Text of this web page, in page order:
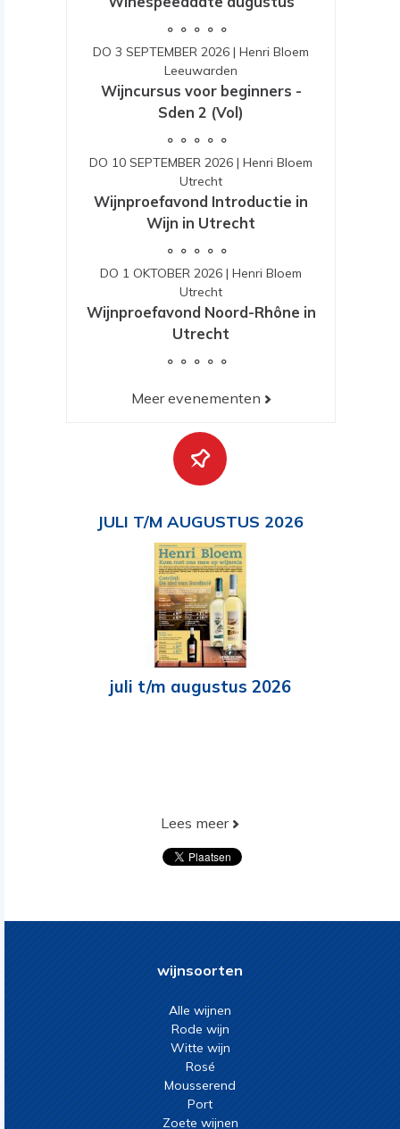
DO 3 SEPTEMBER 2026 | Henri Bloem
Leeuwarden
Wijncursus voor beginners -
Sden 2 (Vol)
DO 10 SEPTEMBER 2026 | Henri Bloem
Utrecht
Wijnproefavond Introductie in
Wijn in Utrecht
DO 1 OKTOBER 2026 | Henri Bloem
Utrecht
Wijnproefavond Noord-Rhône in
Utrecht
Meer evenementen
JULI T/M AUGUSTUS 2026
juli t/m augustus 2026
Lees meer
wijnsoorten
Alle wijnen
Rode wijn
Witte wijn
Rosé
Mousserend
Port
Zoete wijnen